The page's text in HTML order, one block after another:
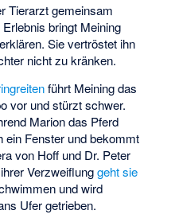
Tierarzt gemeinsam
bringt Meining
Sie vertröstet ihn
nicht zu kränken.
führt Meining das
vor und stürzt schwer.
Marion das Pferd
ein Fenster und bekommt
von Hoff und Dr. Peter
Verzweiflunggeht sie
und wird
Ufer getrieben.